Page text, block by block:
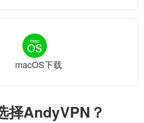
择AndyVPN？
macOS下载